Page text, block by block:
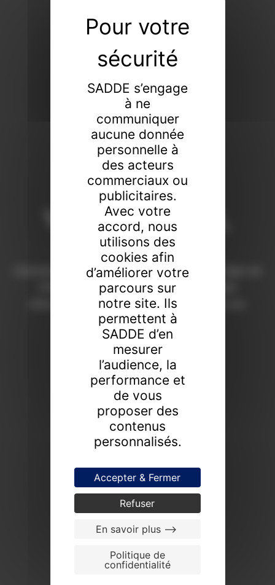
Vendeur de tout,
faiseur de rien
Commissaires-priseurs de père en fils à Dijon et
Chaumont depuis 1908. Une expertise
d’excellence pour révéler la valeur de vos
collections.
FAIRE ESTIMER UN BIEN
PROCHAINES VENTES
SADDE s’engage
à ne
communiquer
aucune donnée
personnelle à
des acteurs
commerciaux ou
publicitaires.
Avec votre
accord, nous
utilisons des
cookies afin
d’améliorer votre
parcours sur
notre site. Ils
permettent à
SADDE d’en
mesurer
l’audience, la
performance et
de vous
proposer des
contenus
personnalisés.
Accepter & Fermer
Refuser
En savoir plus -->
Politique de
confidentialité